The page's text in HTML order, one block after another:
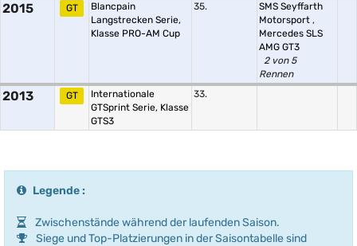
2015 GT
Blancpain
Langstrecken Serie,
Klasse PRO-AM Cup
35.
SMS Seyffarth
Motorsport ,
Mercedes SLS
AMG GT3
2 von 5
Rennen
2013 GT
Internationale
GTSprint Serie, Klasse
GTS3
33.
Legende :
Zwischenstände während der laufenden Saison.
Siege und Top-Platzierungen in der Saisontabelle sind